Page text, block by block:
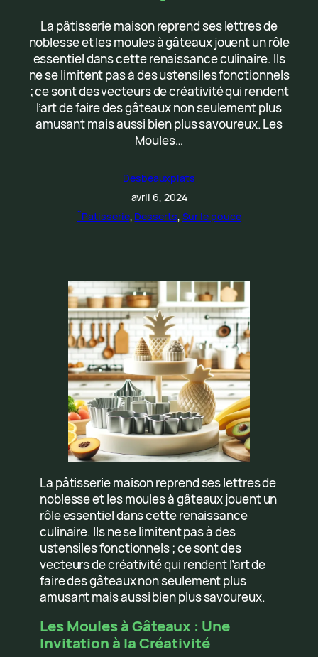
La pâtisserie maison reprend ses lettres de
noblesse et les moules à gâteaux jouent un rôle
essentiel dans cette renaissance culinaire. Ils
ne se limitent pas à des ustensiles fonctionnels
; ce sont des vecteurs de créativité qui rendent
l’art de faire des gâteaux non seulement plus
amusant mais aussi bien plus savoureux. Les
Moules…
Desbeauxplats
avril 6, 2024
¨Patisserie, Desserts Sur le pouce
La pâtisserie maison reprend ses lettres de
noblesse et les moules à gâteaux jouent un
rôle essentiel dans cette renaissance
culinaire. Ils ne se limitent pas à des
ustensiles fonctionnels ; ce sont des
vecteurs de créativité qui rendent l’art de
faire des gâteaux non seulement plus
amusant mais aussi bien plus savoureux.
Les Moules à Gâteaux : Une
Invitation à la Créativité